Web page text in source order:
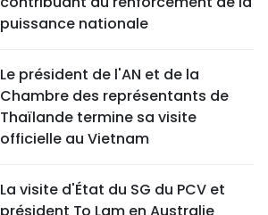
puissance nationale
Le président de l'AN et de la
Chambre des représentants de
Thaïlande termine sa visite
officielle au Vietnam
La visite d'État du SG du PCV et